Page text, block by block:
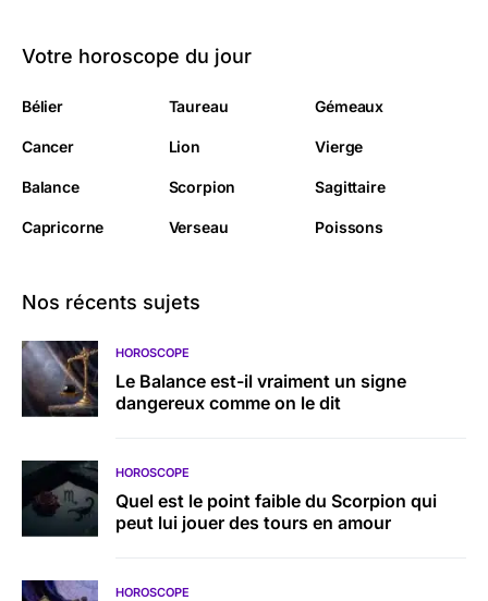
Votre horoscope du jour
Bélier Taureau Gémeaux
Cancer Lion Vierge
Balance Scorpion Sagittaire
Capricorne Verseau Poissons
Nos récents sujets
HOROSCOPE
Le Balance est-il vraiment un signe
dangereux comme on le dit
HOROSCOPE
Quel est le point faible du Scorpion qui
peut lui jouer des tours en amour
HOROSCOPE